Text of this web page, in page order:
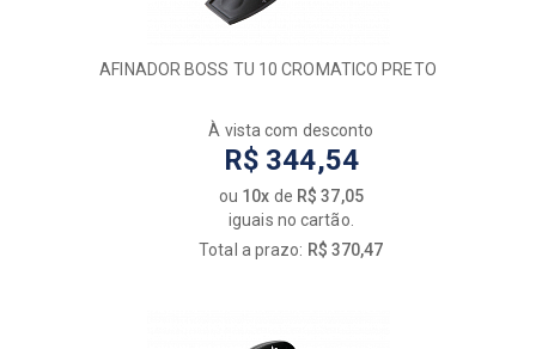
AFINADOR BOSS TU 10 CROMATICO PRETO
À vista com desconto
R$ 344,54
ou 10x de R$ 37,05
iguais no cartão.
Total a prazo: R$ 370,47